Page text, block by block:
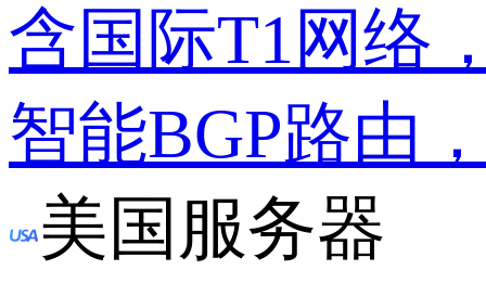
含国际T1网络
智能BGP路由
美国服务器